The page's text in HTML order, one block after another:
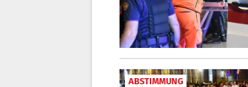
ABSTIMMUNG